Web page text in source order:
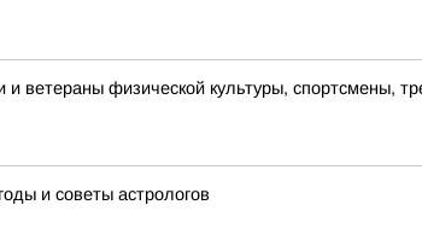
и ветераны физической культуры, спортсмены,
и советы астрологов